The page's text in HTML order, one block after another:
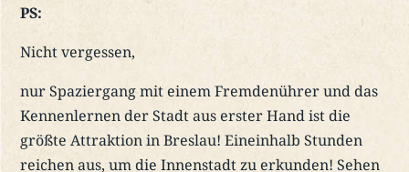
PS:
Nicht vergessen,
nur Spaziergang mit einem Fremdenührer und das
Kennenlernen der Stadt aus erster Hand ist die
größte Attraktion in Breslau! Eineinhalb Stunden
reichen aus, um die Innenstadt zu erkunden! Sehen